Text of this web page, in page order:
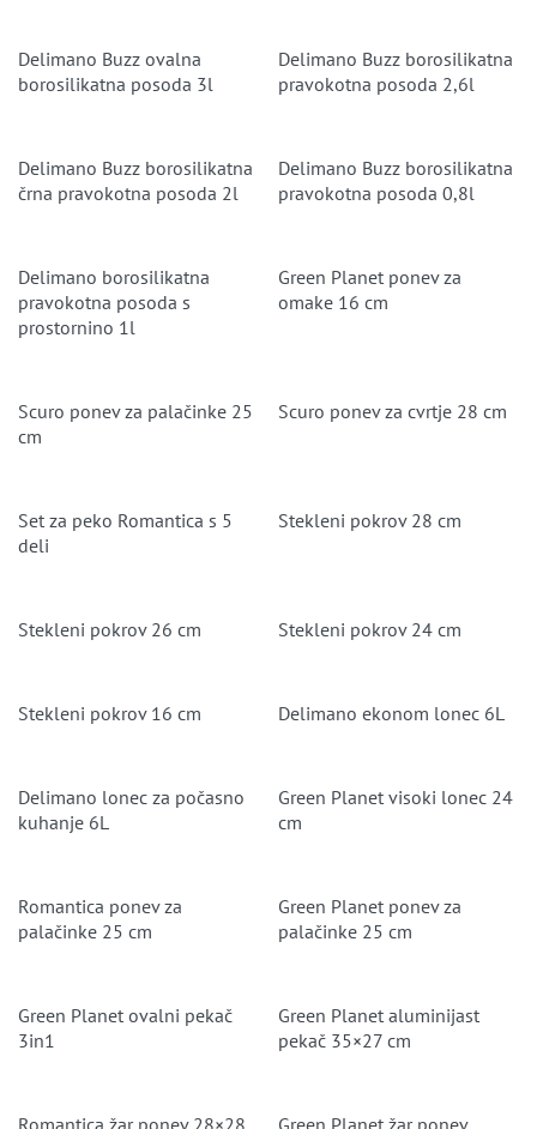
Delimano Buzz ovalna
borosilikatna posoda 3l
Delimano Buzz borosilikatna
pravokotna posoda 2,6l
Delimano Buzz borosilikatna
črna pravokotna posoda 2l
Delimano Buzz borosilikatna
pravokotna posoda 0,8l
Delimano borosilikatna
pravokotna posoda s
prostornino 1l
Green Planet ponev za
omake 16 cm
Scuro ponev za palačinke 25
cm
Scuro ponev za cvrtje 28 cm
Set za peko Romantica s 5
deli
Stekleni pokrov 28 cm
Stekleni pokrov 26 cm Stekleni pokrov 24 cm
Stekleni pokrov 16 cm Delimano ekonom lonec 6L
Delimano lonec za počasno
kuhanje 6L
Green Planet visoki lonec 24
cm
Romantica ponev za
palačinke 25 cm
Green Planet ponev za
palačinke 25 cm
Green Planet ovalni pekač
3in1
Green Planet aluminijast
pekač 35×27 cm
Romantica žar ponev 28×28
Green Planet žar ponev